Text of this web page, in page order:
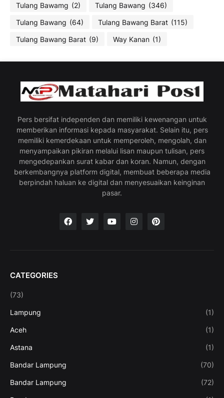
Tulang Bawamg (2) Tulang Bawang (346)
Tulang Bawang (64) Tulang Bawang Barat (115)
Tulang Bawang Barat (9) Way Kanan (1)
Pers bersifat independen dan memiliki kewenangan untuk
memberikan informasi kepada masyarakat. Selain itu, pers
memiliki kemerdekaan untuk memperoleh, mengolah, dan
menyampaikan pikiran melalui lisan maupun tulisan, pers
mengedepankan surat kabar dan koran. Namun, dengan
berkembangnya platform digital, membuat beberapa media
berpindah haluan ke digital dan menyesuaikan keinginan
pasar.
CATEGORIES
(73)
Lampung (1)
Aceh (1)
Astana (1)
Bandar Lampung (70)
Bandar Lampung (72)